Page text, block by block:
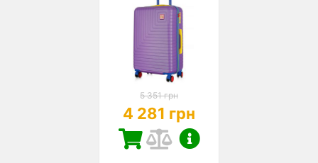
5 351 грн
4 281 грн